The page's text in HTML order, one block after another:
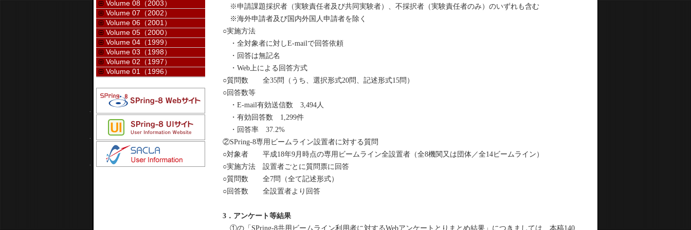
※申請課題採択者（実験責任者及び共同実験者）、不採択者（実験責任者のみ）のいずれも含む
※海外申請者及び国内外国人申請者を除く
○実施方法
・全対象者に対しE-mailで回答依頼
・回答は無記名
・Web上による回答方式
○質問数 全35問（うち、選択形式20問、記述形式15問）
○回答数等
・E-mail有効送信数 3,494人
・有効回答数 1,299件
・回答率 37.2%
②SPring-8専用ビームライン設置者に対する質問
○対象者 平成18年9月時点の専用ビームライン全設置者（全8機関又は団体／全14ビームライン）
○実施方法 設置者ごとに質問票に回答
○質問数 全7問（全て記述形式）
○回答数 全設置者より回答
3．アンケート等結果
①の「SPring-8共用ビームライン利用者に対するWebアンケートとりまとめ結果」につきましては、本稿140
Volume 08（2003）
Volume 07（2002）
Volume 06（2001）
Volume 05（2000）
Volume 04（1999）
Volume 03（1998）
Volume 02（1997）
Volume 01（1996）